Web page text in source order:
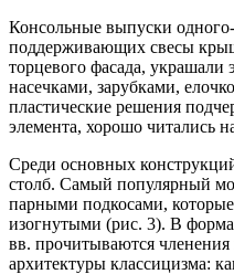
Консольные выпуски
поддерживающих свесы
торцевого фасада, украшали
насечками, зарубками,
пластические решения
элемента, хорошо читались
Среди основных
столб. Самый популярный
парными подкосами,
изогнутыми (рис. 3). В
вв. прочитываются
архитектуры классицизма: